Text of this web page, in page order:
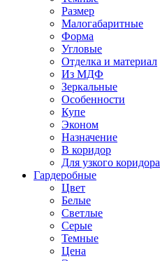
Размер
Малогабаритные
Форма
Угловые
Отделка и материал
Из МДФ
Зеркальные
Особенности
Купе
Эконом
Назначение
В коридор
Для узкого коридора
Гардеробные
Цвет
Белые
Светлые
Серые
Темные
Цена